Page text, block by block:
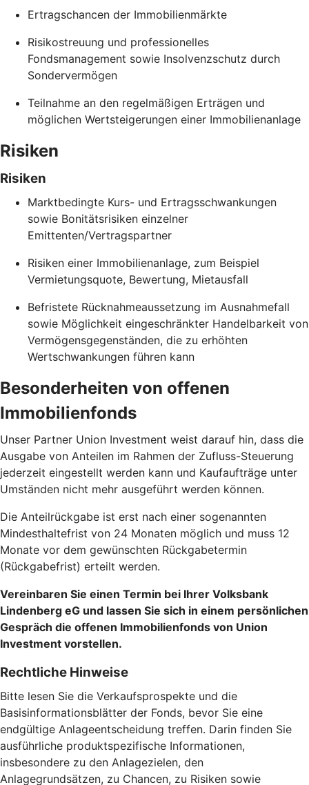
Ertragschancen der Immobilienmärkte
Risikostreuung und professionelles
Fondsmanagement sowie Insolvenzschutz durch
Sondervermögen
Teilnahme an den regelmäßigen Erträgen und
möglichen Wertsteigerungen einer Immobilienanlage
Risiken
Risiken
Marktbedingte Kurs- und Ertragsschwankungen
sowie Bonitätsrisiken einzelner
Emittenten/Vertragspartner
Risiken einer Immobilienanlage, zum Beispiel
Vermietungsquote, Bewertung, Mietausfall
Befristete Rücknahmeaussetzung im Ausnahmefall
sowie Möglichkeit eingeschränkter Handelbarkeit von
Vermögensgegenständen, die zu erhöhten
Wertschwankungen führen kann
Besonderheiten von offenen
Immobilienfonds
Unser Partner Union Investment weist darauf hin, dass die
Ausgabe von Anteilen im Rahmen der Zufluss-Steuerung
jederzeit eingestellt werden kann und Kaufaufträge unter
Umständen nicht mehr ausgeführt werden können.
Die Anteilrückgabe ist erst nach einer sogenannten
Mindesthaltefrist von 24 Monaten möglich und muss 12
Monate vor dem gewünschten Rückgabetermin
(Rückgabefrist) erteilt werden.
Vereinbaren Sie einen Termin bei Ihrer Volksbank
Lindenberg eG und lassen Sie sich in einem persönlichen
Gespräch die offenen Immobilienfonds von Union
Investment vorstellen.
Rechtliche Hinweise
Bitte lesen Sie die Verkaufsprospekte und die
Basisinformationsblätter der Fonds, bevor Sie eine
endgültige Anlageentscheidung treffen. Darin finden Sie
ausführliche produktspezifische Informationen,
insbesondere zu den Anlagezielen, den
Anlagegrundsätzen, zu Chancen, zu Risiken sowie